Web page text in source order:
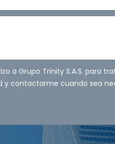
a Grupo Trinity S.A.S. para
y contactarme cuando sea